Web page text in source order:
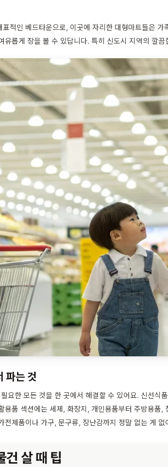
적인 베드타운으로, 이곳에 자리한 대형마트들은
유롭게 장을 볼 수 있답니다. 특히 신도시 지역의 깔
파는 것
요한 모든 것을 한 곳에서 해결할 수 있어요. 신선
용품 섹션에는 세제, 화장지, 개인용품부터 주방용
전제품이나 가구, 문구류, 장난감까지 정말 없는 게
건 살 때 팁